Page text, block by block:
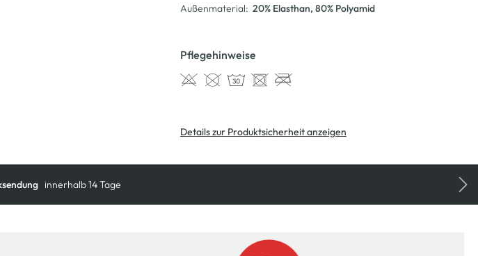
Außenmaterial: 20% Elasthan, 80% Polyamid
Pflegehinweise
Details zur Produktsicherheit anzeigen
innerhalb 14 Tage